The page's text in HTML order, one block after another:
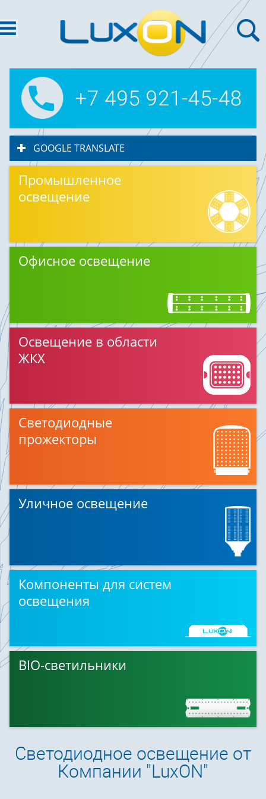
GOOGLE TRANSLATE
Промышленное
освещение
Офисное освещение
Освещение в области
ЖКХ
Светодиодные
прожекторы
Уличное освещение
Компоненты для систем
освещения
BIO-светильники
Светодиодное освещение от
Компании "LuxON"